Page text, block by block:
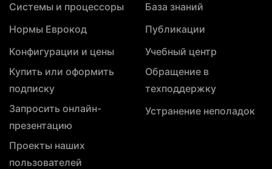
Системы и процессоры
Нормы Еврокод
Конфигурации и цены
Купить или оформить
подписку
Запросить онлайн-
презентацию
Проекты наших
пользователей
База знаний
Публикации
Учебный центр
Обращение в
техподдержку
Устранение неполадок